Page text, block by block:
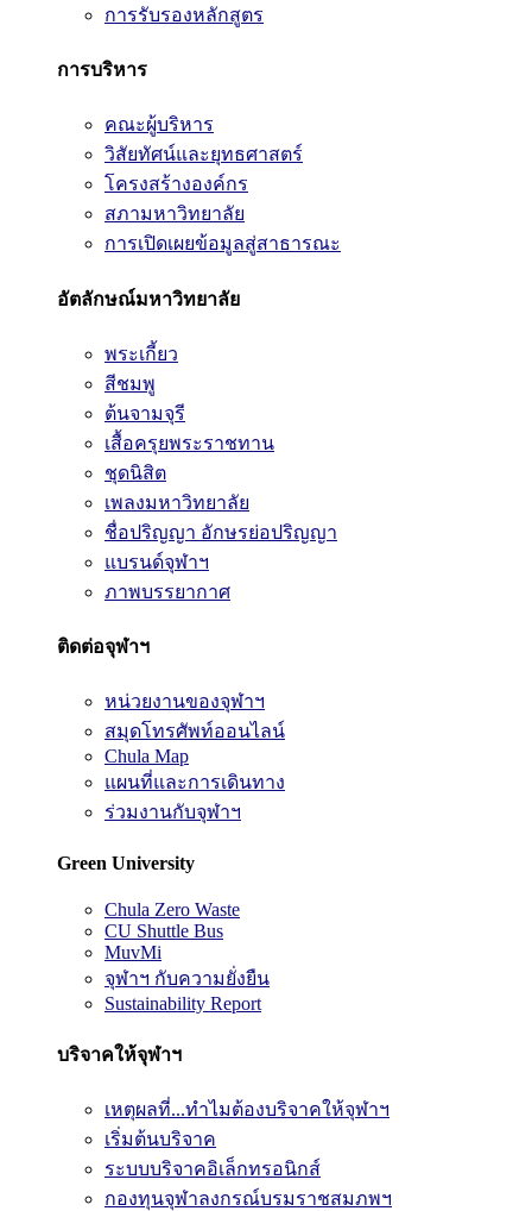
การรับรองหลักสูตร
การบริหาร
คณะผู้บริหาร
วิสัยทัศน์และยุทธศาสตร์
โครงสร้างองค์กร
สภามหาวิทยาลัย
การเปิดเผยข้อมูลสู่สาธารณะ
อัตลักษณ์มหาวิทยาลัย
พระเกี้ยว
สีชมพู
ต้นจามจุรี
เสื้อครุยพระราชทาน
ชุดนิสิต
เพลงมหาวิทยาลัย
ชื่อปริญญา อักษรย่อปริญญา
แบรนด์จุฬาฯ
ภาพบรรยากาศ
ติดต่อจุฬาฯ
หน่วยงานของจุฬาฯ
สมุดโทรศัพท์ออนไลน์
Chula Map
แผนที่และการเดินทาง
ร่วมงานกับจุฬาฯ
Green University
Chula Zero Waste
CU Shuttle Bus
MuvMi
จุฬาฯ กับความยั่งยืน
Sustainability Report
บริจาคให้จุฬาฯ
เหตุผลที่...ทำไมต้องบริจาคให้จุฬาฯ
เริ่มต้นบริจาค
ระบบบริจาคอิเล็กทรอนิกส์
กองทุนจุฬาลงกรณ์บรมราชสมภพฯ